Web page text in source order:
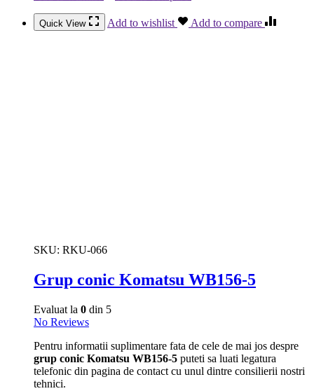
Quick View Add to wishlist Add to compare
SKU: RKU-066
Grup conic Komatsu WB156-5
Evaluat la 0 din 5
No Reviews
Pentru informatii suplimentare fata de cele de mai jos despre
grup conic Komatsu WB156-5 puteti sa luati legatura
telefonic din pagina de contact cu unul dintre consilierii nostri
tehnici.